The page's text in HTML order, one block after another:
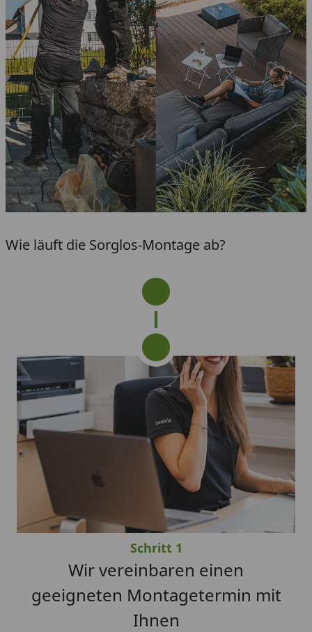
Wie läuft die Sorglos-Montage ab?
Schritt 1
Wir vereinbaren einen
geeigneten Montagetermin mit
Ihnen